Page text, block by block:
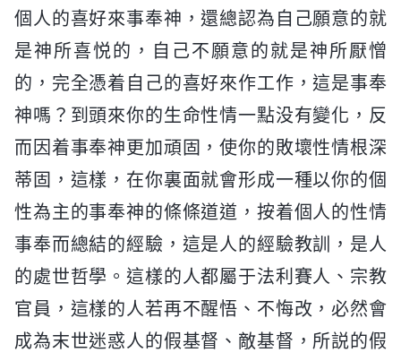
個人的喜好來事奉神，還總認為自己願意的就
是神所喜悦的，自己不願意的就是神所厭憎
的，完全憑着自己的喜好來作工作，這是事奉
神嗎？到頭來你的生命性情一點没有變化，反
而因着事奉神更加頑固，使你的敗壞性情根深
蒂固，這樣，在你裏面就會形成一種以你的個
性為主的事奉神的條條道道，按着個人的性情
事奉而總結的經驗，這是人的經驗教訓，是人
的處世哲學。這樣的人都屬于法利賽人、宗教
官員，這樣的人若再不醒悟、不悔改，必然會
成為末世迷惑人的假基督、敵基督，所説的假